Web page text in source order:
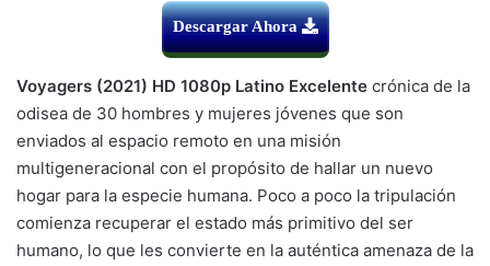
Descargar Ahora
Voyagers (2021) HD 1080p Latino Excelente crónica de la
odisea de 30 hombres y mujeres jóvenes que son
enviados al espacio remoto en una misión
multigeneracional con el propósito de hallar un nuevo
hogar para la especie humana. Poco a poco la tripulación
comienza recuperar el estado más primitivo del ser
humano, lo que les convierte en la auténtica amenaza de la